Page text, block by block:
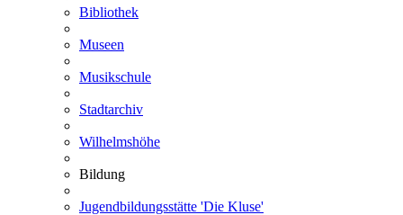
Bibliothek
Museen
Musikschule
Stadtarchiv
Wilhelmshöhe
Bildung
Jugendbildungsstätte 'Die Kluse'